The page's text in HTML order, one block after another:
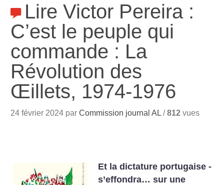
Lire Victor Pereira :
C’est le peuple qui
commande : La
Révolution des
Œillets, 1974-1976
24 février 2024 parCommission journal AL /812 vues
Et la dictature portugaise ­
s’effondra… sur une